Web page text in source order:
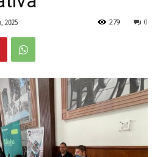
2025 0
279